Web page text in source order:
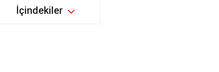
İçindekiler